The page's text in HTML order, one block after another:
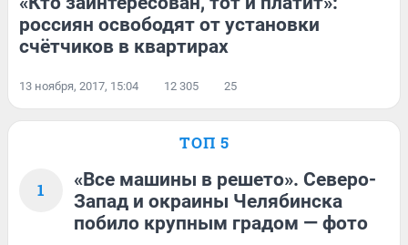
россиян освободят от установки
счётчиков в квартирах
13 ноября, 2017, 15:04 12 305 25
ТОП 5
1
«Все машины в решето». Северо-
Запад и окраины Челябинска
побило крупным градом — фото